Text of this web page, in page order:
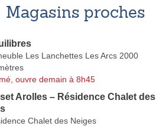
Magasins proches
Les Lanchettes Les Arcs 2000
ouvre demain à 8h45
Arolles – Résidence Chalet des
Chalet des Neiges